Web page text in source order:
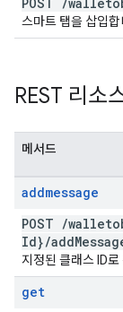
스마트 탭을 삽입합
REST 리소
메서드
addmessage
POST /
Id}/add
지정된 클래스 ID
get